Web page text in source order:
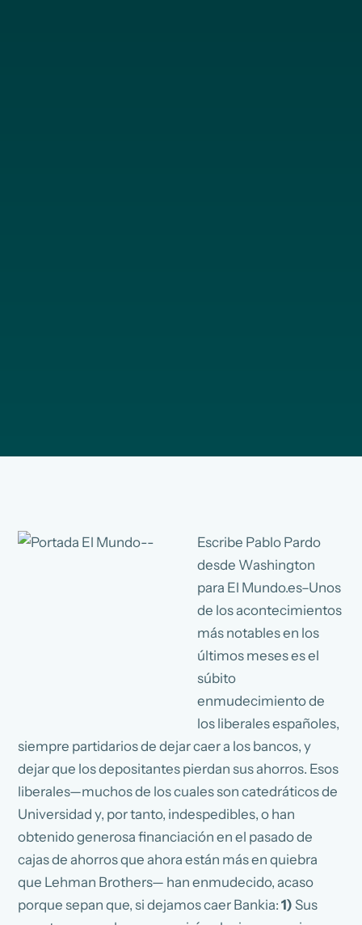
Escribe Pablo Pardo
desde Washington
para El Mundo.es–Unos
de los acontecimientos
más notables en los
últimos meses es el
súbito
enmudecimiento de
los liberales españoles,
siempre partidarios de dejar caer a los bancos, y
dejar que los depositantes pierdan sus ahorros. Esos
liberales—muchos de los cuales son catedráticos de
Universidad y, por tanto, indespedibles, o han
obtenido generosa financiación en el pasado de
cajas de ahorros que ahora están más en quiebra
que Lehman Brothers— han enmudecido, acaso
porque sepan que, si dejamos caer Bankia:1) Sus